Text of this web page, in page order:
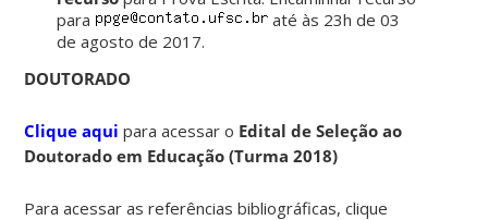
para
até às 23h de 03
de agosto de 2017.
DOUTORADO
Clique aqui para acessar o Edital de Seleção ao
Doutorado em Educação (Turma 2018)
Para acessar as referências bibliográficas, clique